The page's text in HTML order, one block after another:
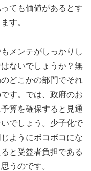
ても価値があるとす
す。
メンテがしっかりし
ないでしょうか？無
どこかの部門でそれ
す。では、政府のお
算を確保すると見通
でしょう。少子化で
ようにボコボコにな
と受益者負担である
うのです。